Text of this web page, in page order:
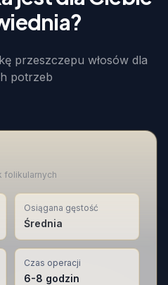
przeszczepu włosów dla
potrzeb
folikularnych
Osiągana gęstość
Średnia
Czas operacji
6-8 godzin